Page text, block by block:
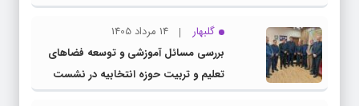
گلبهار
14 مرداد 1405
بررسی مسائل آموزشی و توسعه فضاهای
تعلیم و تربیت حوزه انتخابیه در نشست
مشترک عضو کمیسیون آموزش مجلس با